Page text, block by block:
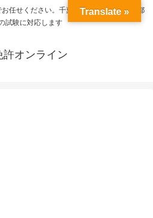
任せください。千葉県の受験から全国の都
試験に対応します
許オンライン
Translate »